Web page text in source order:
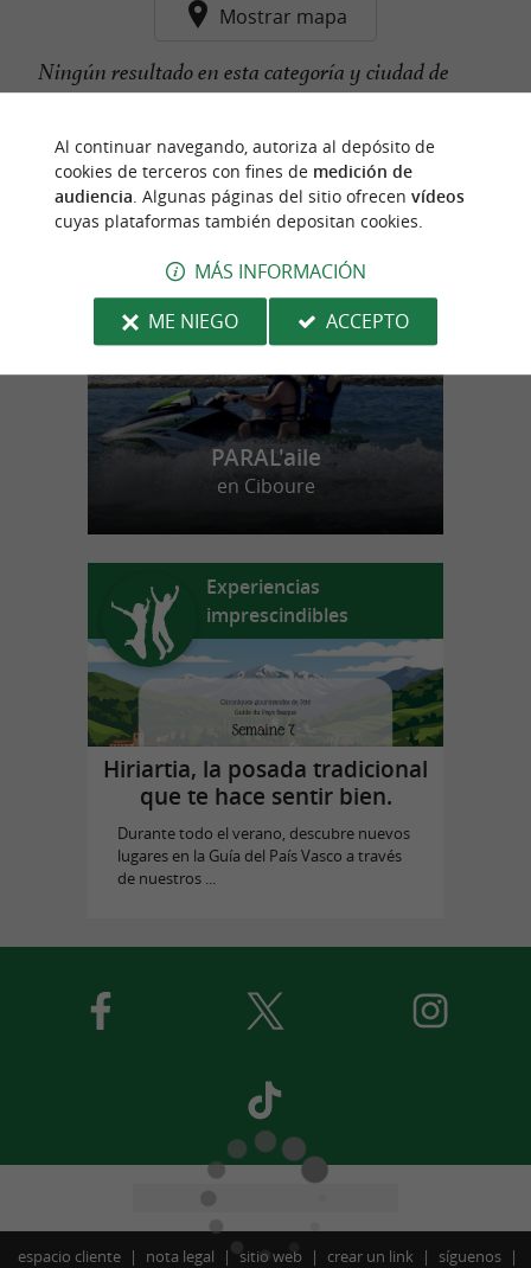
Mostrar mapa
Ningún resultado en esta categoría y ciudad de
n
u
e
s
t
r
o
f
a
v
o
r
i
t
o
PARAL'aile
en Ciboure
Experiencias
imprescindibles
Hiriartia, la posada tradicional
que te hace sentir bien.
Durante todo el verano, descubre nuevos
lugares en la Guía del País Vasco a través
de nuestros ...
espacio cliente nota legal sitio web crear un link síguenos
Al continuar navegando, autoriza al depósito de
cookies de terceros con fines de medición de
audiencia. Algunas páginas del sitio ofrecen vídeos
cuyas plataformas también depositan cookies.
MÁS INFORMACIÓN
ME NIEGO
ACCEPTO